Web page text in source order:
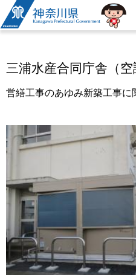
神奈川県
三浦水産合同庁舎（空
営繕工事のあゆみ新築工事に